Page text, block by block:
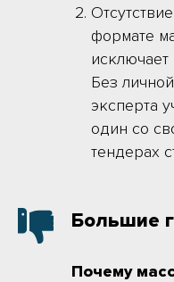
формате
Без
эксперта
один со
тендерах
Большие
Почему